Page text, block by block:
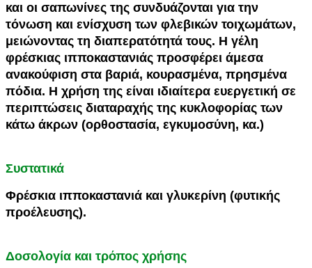
και οι σαπωνίνες της συνδυάζονται για την
τόνωση και ενίσχυση των φλεβικών τοιχωμάτων,
μειώνοντας τη διαπερατότητά τους. Η γέλη
φρέσκιας ιπποκαστανιάς προσφέρει άμεσα
ανακούφιση στα βαριά, κουρασμένα, πρησμένα
πόδια. Η χρήση της είναι ιδιαίτερα ευεργετική σε
περιπτώσεις διαταραχής της κυκλοφορίας των
κάτω άκρων (ορθοστασία, εγκυμοσύνη, κα.)
Συστατικά
Φρέσκια ιπποκαστανιά και γλυκερίνη (φυτικής
προέλευσης).
Δοσολογία και τρόπος χρήσης